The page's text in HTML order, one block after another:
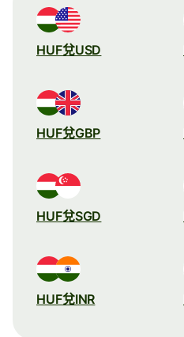
HUF兌USD
HUF兌GBP
HUF兌SGD
HUF兌INR